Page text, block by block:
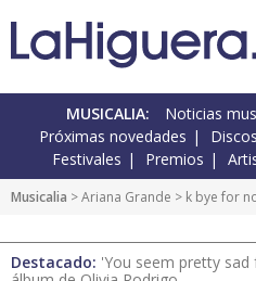
MUSICALIA: Noticias
Próximas novedades
Festivales
Premios
Musicalia >Ariana Grande > k bye for
Destacado: 'You seem pretty